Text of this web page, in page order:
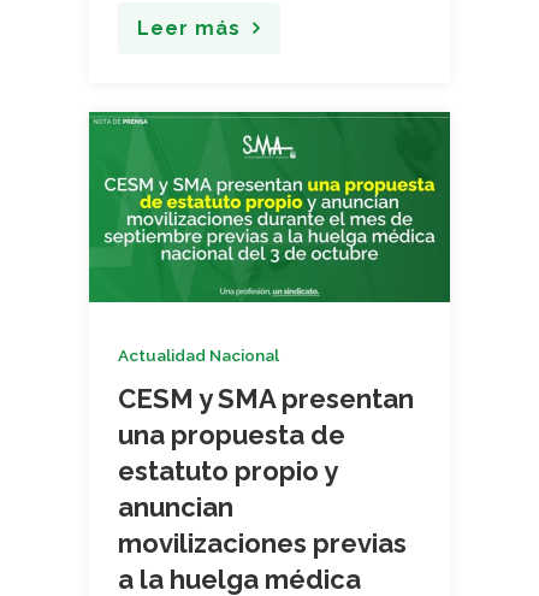
Leer más
Actualidad Nacional
CESM y SMA presentan
una propuesta de
estatuto propio y
anuncian
movilizaciones previas
a la huelga médica